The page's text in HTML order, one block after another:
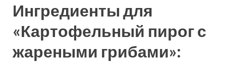
Ингредиенты для
«Картофельный пирог с
жареными грибами»: